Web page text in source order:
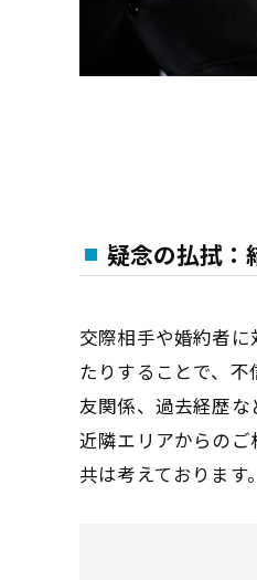
疑念の払拭：
交際相手や婚約者
たりすることで、
友関係、過去経歴な
近隣エリアからの
共は考えております。